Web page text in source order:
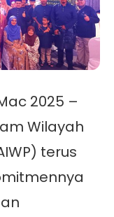
2025 –
Wilayah
terus